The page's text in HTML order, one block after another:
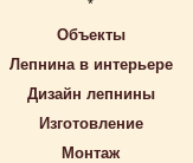
*
Объекты
Лепнина в интерьере
Дизайн лепнины
Изготовление
Монтаж